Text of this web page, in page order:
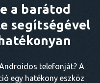
a barátod
segítségével
telefonját? A
egy hatékony eszköz